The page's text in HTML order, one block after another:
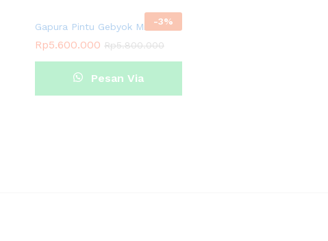
-3%
Gapura Pintu Gebyok Minimalis
Rp5.600.000 Rp5.800.000
Pesan Via